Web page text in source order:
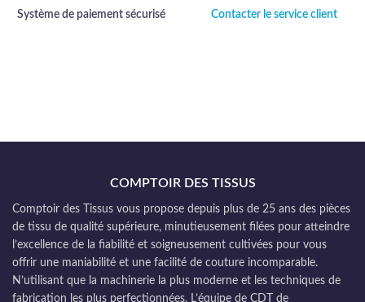
Système de paiement sécurisé Contacter le service client
COMPTOIR DES TISSUS
Comptoir des Tissus vous propose depuis plus de 25 ans des pièces
de tissu de qualité supérieure, minutieusement filées pour atteindre
l’excellence de la fiabilité et soigneusement cultivées pour vous
offrir une maniabilité et une facilité de couture incomparable.
N’utilisant que la machinerie la plus moderne et les techniques de
fabrication les plus perfectionnées. L’équipe de CDT de